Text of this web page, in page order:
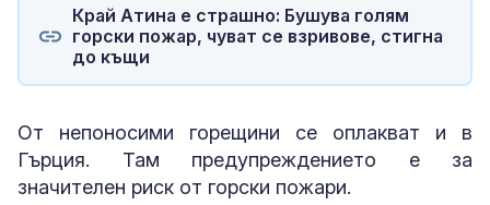
Край Атина е страшно: Бушува голям
горски пожар, чуват се взривове, стигна
до къщи
От непоносими горещини се оплакват и в
Гърция. Там предупреждението е за
значителен риск от горски пожари.